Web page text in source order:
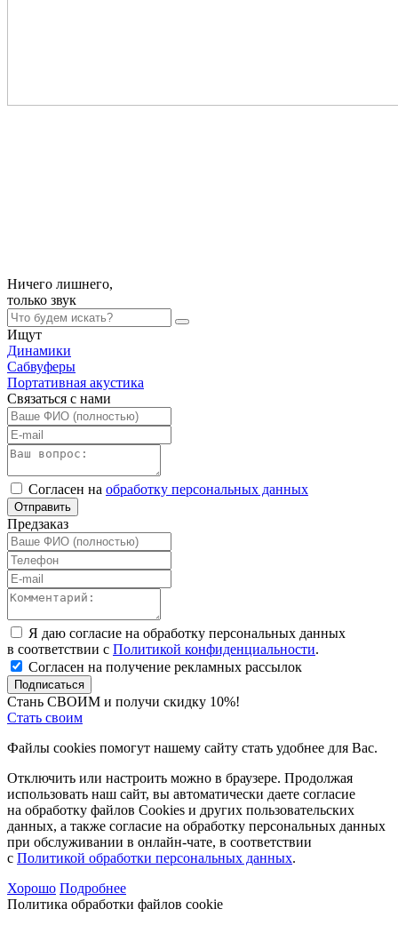
Ничего лишнего,
только звук
Ищут
Динамики
Сабвуферы
Портативная акустика
Связаться с нами
Согласен на обработку персональных данных
Отправить
Предзаказ
Я даю согласие на обработку персональных данных
в соответствии с Политикой конфиденциальности.
Согласен на получение рекламных рассылок
Подписаться
Стань СВОИМ и получи скидку 10%!
Стать своим
Файлы cookies помогут нашему сайту стать удобнее для Вас.
Отключить или настроить можно в браузере. Продолжая
использовать наш сайт, вы автоматически даете согласие
на обработку файлов Cookies и других пользовательских
данных, а также согласие на обработку персональных данных
при обслуживании в онлайн-чате, в соответствии
с Политикой обработки персональных данных.
Хорошо Подробнее
Политика обработки файлов cookie